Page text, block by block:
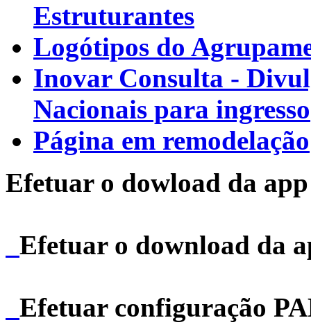
Estruturantes
Logótipos do
Inovar Consulta -
Nacionais para ingresso
Página em remodelação
Efetuar o dowload da
Efetuar o download da
Efetuar configuração